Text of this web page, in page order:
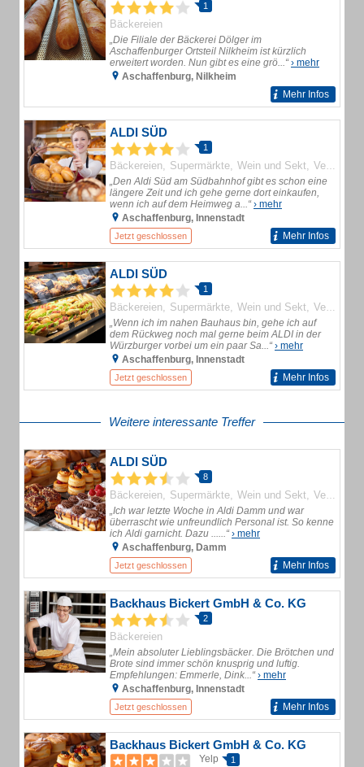
1
Bäckereien
„Die Filiale der Bäckerei Dölger im
Aschaffenburger Ortsteil Nilkheim ist kürzlich
erweitert worden. Nun gibt es eine grö...“› mehr
Aschaffenburg, Nilkheim
Mehr Infos
ALDI SÜD
1
Bäckereien Supermärkte Wein und Sekt Verbrauchermärkte
„Den Aldi Süd am Südbahnhof gibt es schon eine
längere Zeit und ich gehe gerne dort einkaufen,
wenn ich auf dem Heimweg a...“› mehr
Aschaffenburg, Innenstadt
Jetzt geschlossen Mehr Infos
ALDI SÜD
1
Bäckereien Supermärkte Wein und Sekt Verbrauchermärkte
„Wenn ich im nahen Bauhaus bin, gehe ich auf
dem Rückweg noch mal gerne beim ALDI in der
Würzburger vorbei um ein paar Sa...“› mehr
Aschaffenburg, Innenstadt
Jetzt geschlossen Mehr Infos
Weitere interessante Treffer
ALDI SÜD
8
Bäckereien Supermärkte Wein und Sekt Verbrauchermärkte
„Ich war letzte Woche in Aldi Damm und war
überrascht wie unfreundlich Personal ist. So kenne
ich Aldi garnicht. Dazu ......“› mehr
Aschaffenburg, Damm
Jetzt geschlossen Mehr Infos
Backhaus Bickert GmbH & Co. KG
2
Bäckereien
„Mein absoluter Lieblingsbäcker. Die Brötchen und
Brote sind immer schön knusprig und luftig.
Empfehlungen: Emmerle, Dink...“› mehr
Aschaffenburg, Innenstadt
Jetzt geschlossen Mehr Infos
Backhaus Bickert GmbH & Co. KG
Yelp 1